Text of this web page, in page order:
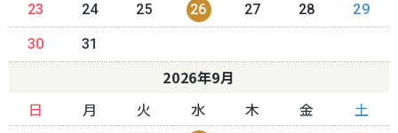
23 24 25 26 27 28 29
30 31
2026年9月
日
月 火 水 木 金 土